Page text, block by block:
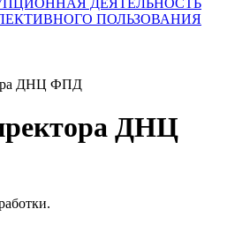
ДЕЯТЕЛЬНОСТЬ
ПОЛЬЗОВАНИЯ
ДНЦ ФПД
ДНЦ